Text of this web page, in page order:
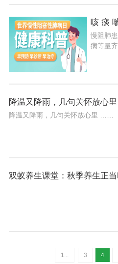
咳 痰
慢阻肺
病等量
降温又降雨，几句关怀放心里
双蚁养生课堂：秋季养生正
1... 3 4